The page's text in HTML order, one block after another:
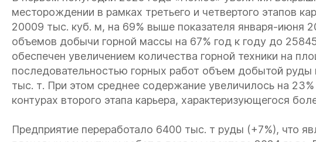
месторождении в рамках третьего и четвертого этапов
20009 тыс. куб. м, на 69% выше показателя января-июня
объемов добычи горной массы на 67% год к году до
обеспечен увеличением количества горной техники на
последовательностью горных работ объем добытой руды
тыс. т. При этом среднее содержание увеличилось на
контурах второго этапа карьера, характеризующегося
Предприятие переработало 6400 тыс. т руды (+7%), что